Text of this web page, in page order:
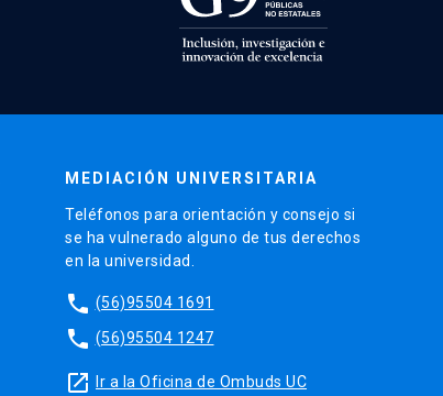
MEDIACIÓN UNIVERSITARIA
Teléfonos para orientación y consejo si
se ha vulnerado alguno de tus derechos
en la universidad.
phone (56)95504 1691
phone (56)95504 1247
launch Ir a la Oficina de Ombuds UC